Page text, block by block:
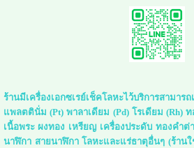
ร้านมีเครื่องเอกซเรย์เช็คโลหะไว้บริการสาม
แพลตตินั่ม (Pt) พาลาเดียม (Pd) โรเดียม (Rh)
เนื้อพระ ผงทอง เหรียญ เครื่องประดับ ทองคำต่
นาฬิกา สายนาฬิกา โลหะและแร่ธาตุอื่นๆ (ร้านใ